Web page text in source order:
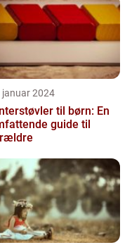
januar 2024
til børn: En
guide til